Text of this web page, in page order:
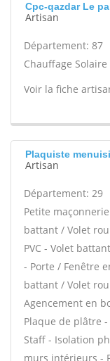
Cpc-qazdar Le
Artisan
Département: 87
Chauffage Solaire
Voir la fiche
Plaquiste
Artisan
Département: 29
Petite
battant / Volet
PVC - Volet
- Porte / Fenêtre
battant / Volet
Agencement en
Plaque de plâtre
Staff - Isolation
murs intérieurs -